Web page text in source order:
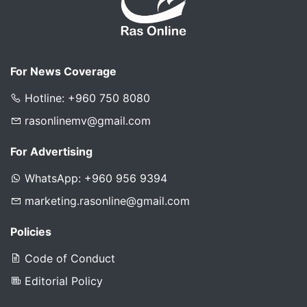
For News Coverage
Hotline: +960 750 8080
rasonlinemv@gmail.com
For Advertising
WhatsApp: +960 956 9394
marketing.rasonline@gmail.com
Policies
Code of Conduct
Editorial Policy